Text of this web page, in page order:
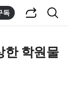
독
한 학원물